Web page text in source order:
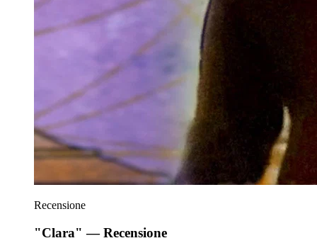
Recensione
"Clara" — Recensione